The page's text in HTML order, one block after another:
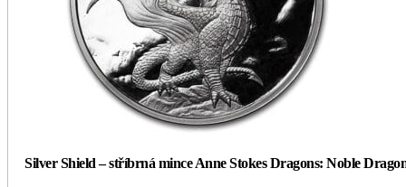
Silver Shield – stříbrná mince Anne Stokes Dragons: Noble